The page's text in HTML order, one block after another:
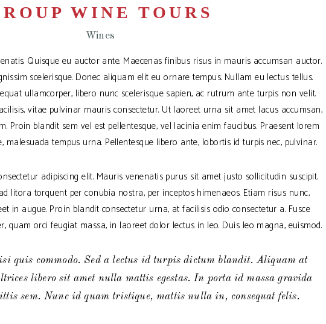
WINE TOURS
Wines
Quisque eu auctor ante. Maecenas finibus risus in mauris accumsan auctor.
scelerisque. Donec aliquam elit eu ornare tempus. Nullam eu lectus tellus.
ullamcorper, libero nunc scelerisque sapien, ac rutrum ante turpis non velit.
vitae pulvinar mauris consectetur. Ut laoreet urna sit amet lacus accumsan,
Proin blandit sem vel est pellentesque, vel lacinia enim faucibus. Praesent lorem
malesuada tempus urna. Pellentesque libero ante, lobortis id turpis nec, pulvinar.
adipiscing elit. Mauris venenatis purus sit amet justo sollicitudin suscipit.
litora torquent per conubia nostra, per inceptos himenaeos. Etiam risus nunc,
in augue. Proin blandit consectetur urna, at facilisis odio consectetur a. Fusce
quam orci feugiat massa, in laoreet dolor lectus in leo. Duis leo magna, euismod.
quis commodo. Sed a lectus id turpis dictum blandit. Aliquam at
libero sit amet nulla mattis egestas. In porta id massa gravida
sem. Nunc id quam tristique, mattis nulla in, consequat felis.